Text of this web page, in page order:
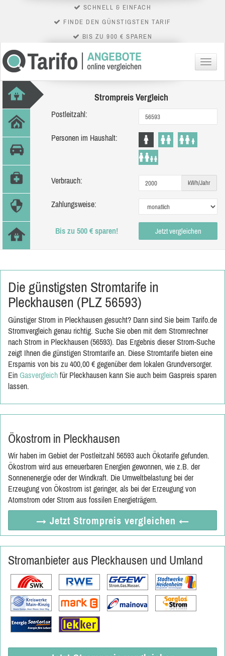
SCHNELL & EINFACH
FINDE DEN GÜNSTIGSTEN TARIF
BIS ZU 900 € SPAREN
Menü
Strompreis Vergleich
Postleitzahl:
Personen im Haushalt:
Verbrauch: kWh/Jahr
Zahlungsweise:
Bis zu 500 € sparen! Jetzt vergleichen
Die günstigsten Stromtarife in
Pleckhausen (PLZ 56593)
Günstiger Strom in Pleckhausen gesucht? Dann sind Sie beim Tarifo.de
Stromvergleich genau richtig. Suche Sie oben mit dem Stromrechner
nach Strom in Pleckhausen (56593). Das Ergebnis dieser Strom-Suche
zeigt Ihnen die günstigen Stromtarife an. Diese Stromtarife bieten eine
Ersparnis von bis zu 400,00 € gegenüber dem lokalen Grundversorger.
Ein Gasvergleich für Pleckhausen kann Sie auch beim Gaspreis sparen
lassen.
Ökostrom in Pleckhausen
Wir haben im Gebiet der Postleitzahl 56593 auch Ökotarife gefunden.
Ökostrom wird aus erneuerbaren Energien gewonnen, wie z.B. der
Sonnenenergie oder der Windkraft. Die Umweltbelastung bei der
Erzeugung von Ökostrom ist geringer, als bei der Erzeugung von
Atomstrom oder Strom aus fossilen Energieträgern.
→ Jetzt Strompreis vergleichen ←
Stromanbieter aus Pleckhausen und Umland